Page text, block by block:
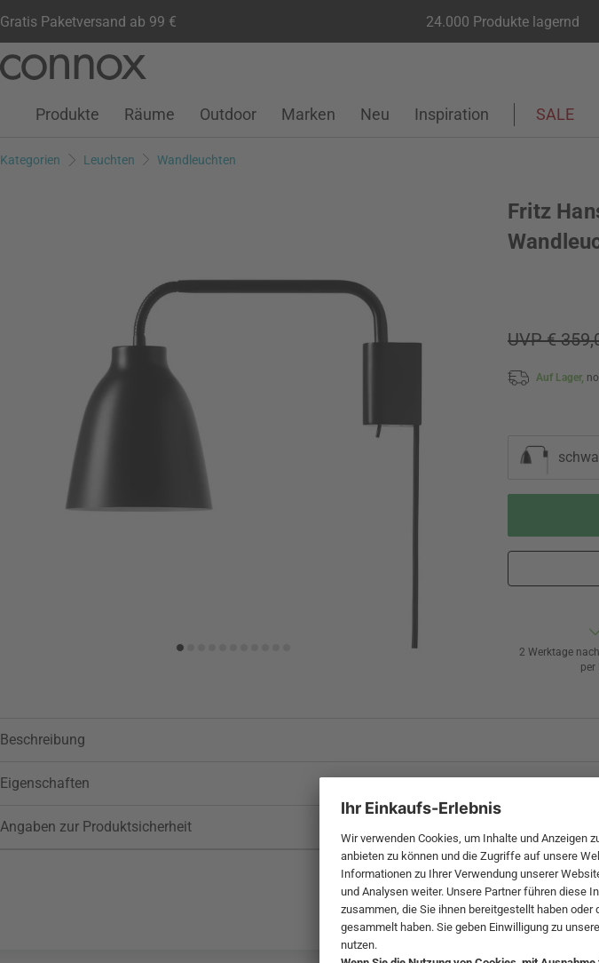
Gratis Paketversand ab 99 € 24.000 Produkte lagernd
Seiteninhalt
Suchfeld
Kundenkonto
Wunschliste
Warenkorb
Produkte Räume Outdoor Marken Neu Inspiration SALE
Kategorien Leuchten Wandleuchten
Fritz
UVP €
Auf Lager,
Wunschliste hinzufügen
2 Werktage
per
Beschreibung
Eigenschaften
Angaben zur Produktsicherheit